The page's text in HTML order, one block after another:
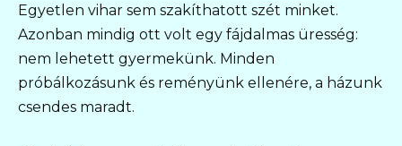
Egyetlen vihar sem szakíthatott szét minket.
Azonban mindig ott volt egy fájdalmas üresség:
nem lehetett gyermekünk. Minden
próbálkozásunk és reményünk ellenére, a házunk
csendes maradt.